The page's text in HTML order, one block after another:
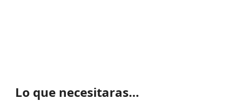
Lo que necesitaras…